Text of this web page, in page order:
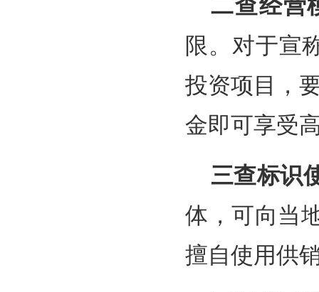
二查经营
限。对于宣
投资项目，
金即可享受
三查标识
体，可向当
擅自使用供